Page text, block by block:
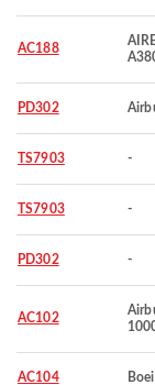
AC188
PD302
TS7903 -
TS7903 -
PD302 -
AC102
AC104